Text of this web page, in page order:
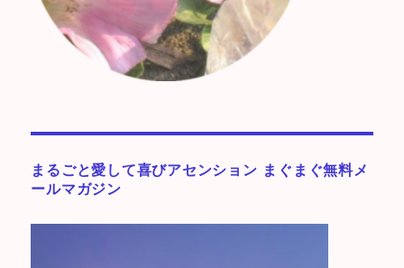
まるごと愛して喜びアセンション まぐまぐ無料メ
ールマガジン